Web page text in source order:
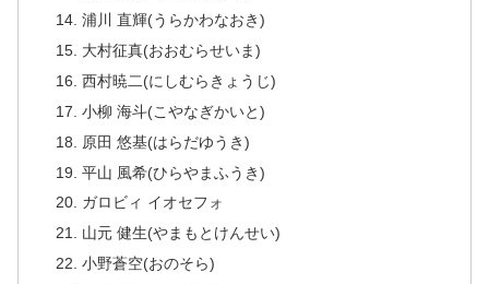
浦川 直輝(うらかわなおき)
大村征真(おおむらせいま)
西村暁二(にしむらきょうじ)
小柳 海斗(こやなぎかいと)
原田 悠基(はらだゆうき)
平山 風希(ひらやまふうき)
ガロビィ イオセフォ
山元 健生(やまもとけんせい)
小野蒼空(おのそら)